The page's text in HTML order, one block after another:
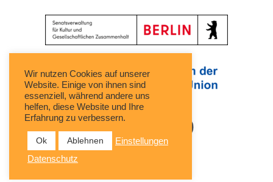
Wir nutzen Cookies auf unserer
Website. Einige von ihnen sind
essenziell, während andere uns
helfen, diese Website und Ihre
Erfahrung zu verbessern.
Ok Ablehnen
Einstellungen
Datenschutz